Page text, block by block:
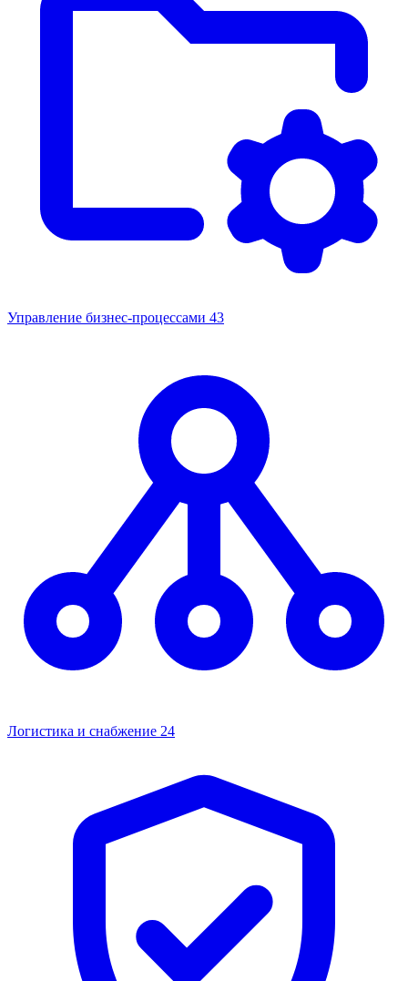
Управление бизнес-процессами 43
Логистика и снабжение 24